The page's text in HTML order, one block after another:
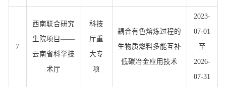
7
西南联合研究
生院项目——
云南省科学技
术厅
科技
厅重
大专
项
耦合有色熔炼过程的
生物质燃料多能互补
低碳冶金应用技术
2023-
07-01
至
2026-
07-31